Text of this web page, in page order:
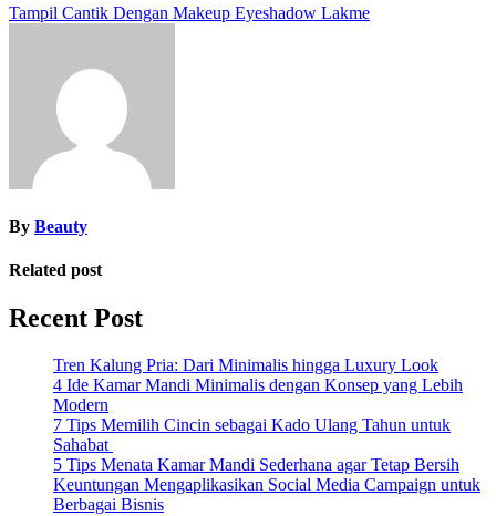
Post
Tampil Cantik Dengan Makeup Eyeshadow Lakme
By Beauty
Related post
Recent Post
Tren Kalung Pria: Dari Minimalis hingga Luxury Look
4 Ide Kamar Mandi Minimalis dengan Konsep yang Lebih
Modern
7 Tips Memilih Cincin sebagai Kado Ulang Tahun untuk
Sahabat
5 Tips Menata Kamar Mandi Sederhana agar Tetap Bersih
Keuntungan Mengaplikasikan Social Media Campaign untuk
Berbagai Bisnis